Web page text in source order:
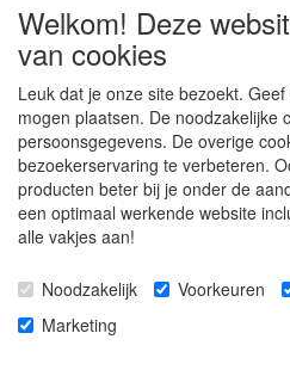
Welkom! Deze
van cookies
Leuk dat je onze site bezoekt.
mogen plaatsen. De noodzakelijke
persoonsgegevens. De overige
bezoekerservaring te verbeteren.
producten beter bij je onder de
een optimaal werkende website
alle vakjes aan!
Noodzakelijk Voorkeuren
Marketing